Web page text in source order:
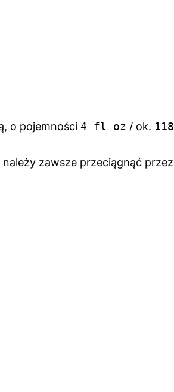
o pojemności 4 fl oz / ok. 118
zawsze przeciągnąć przez